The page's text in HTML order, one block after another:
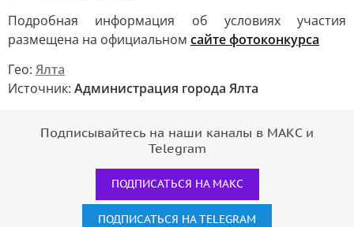
Подробная информация об условиях участия
размещена на официальном сайте фотоконкурса
Гео: Ялта
Источник: Администрация города Ялта
Подписывайтесь на наши каналы в МАКС и
Telegram
ПОДПИСАТЬСЯ НА МАКС
ПОДПИСАТЬСЯ НА TELEGRAM